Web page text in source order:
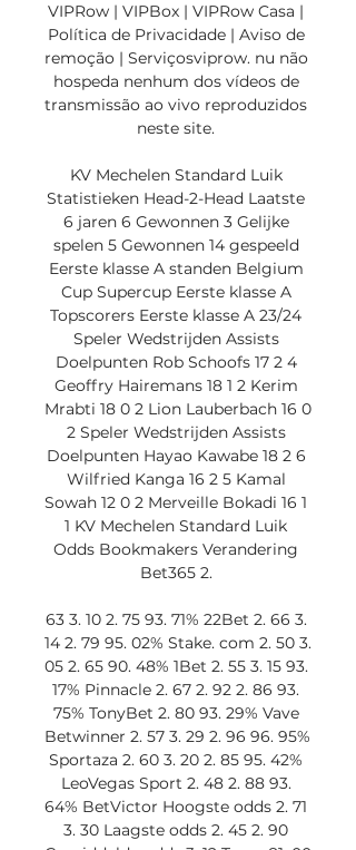
VIPRow | VIPBox | VIPRow Casa |
Política de Privacidade | Aviso de
remoção | Serviçosviprow. nu não
hospeda nenhum dos vídeos de
transmissão ao vivo reproduzidos
neste site.
KV Mechelen Standard Luik
Statistieken Head-2-Head Laatste
6 jaren 6 Gewonnen 3 Gelijke
spelen 5 Gewonnen 14 gespeeld
Eerste klasse A standen Belgium
Cup Supercup Eerste klasse A
Topscorers Eerste klasse A 23/24
Speler Wedstrijden Assists
Doelpunten Rob Schoofs 17 2 4
Geoffry Hairemans 18 1 2 Kerim
Mrabti 18 0 2 Lion Lauberbach 16 0
2 Speler Wedstrijden Assists
Doelpunten Hayao Kawabe 18 2 6
Wilfried Kanga 16 2 5 Kamal
Sowah 12 0 2 Merveille Bokadi 16 1
1 KV Mechelen Standard Luik
Odds Bookmakers Verandering
Bet365 2.
63 3. 10 2. 75 93. 71% 22Bet 2. 66 3.
14 2. 79 95. 02% Stake. com 2. 50 3.
05 2. 65 90. 48% 1Bet 2. 55 3. 15 93.
17% Pinnacle 2. 67 2. 92 2. 86 93.
75% TonyBet 2. 80 93. 29% Vave
Betwinner 2. 57 3. 29 2. 96 96. 95%
Sportaza 2. 60 3. 20 2. 85 95. 42%
LeoVegas Sport 2. 48 2. 88 93.
64% BetVictor Hoogste odds 2. 71
3. 30 Laagste odds 2. 45 2. 90